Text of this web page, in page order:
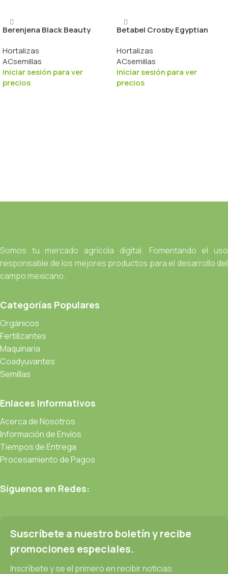
Berenjena Black Beauty
Hortalizas
ACsemillas
Iniciar sesión para ver
precios
Betabel Crosby Egyptian
Hortalizas
ACsemillas
Iniciar sesión para ver
precios
Somos tu mercado agrícola digital. Fomentando el uso
responsable de los mejores productos para el desarrollo del
campo mexicano.
Categorías Populares
Orgánicos
Fertilizantes
Maquinaria
Coadyuvantes
Semillas
Enlaces Informativos
Acerca de Nosotros
Información de Envíos
Tiempos de Entrega
Procesamiento de Pagos
Síguenos en Redes:
Suscríbete a nuestro boletín y recibe
promociones especiales.
Inscríbete y se el primero en recibir noticias.